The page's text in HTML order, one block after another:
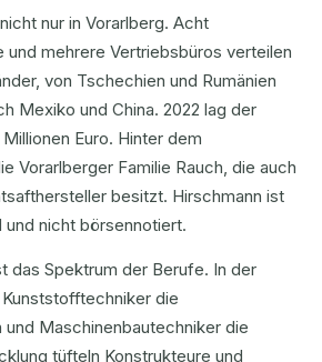
nur in Vorarlberg. Acht
und mehrere Vertriebsbüros verteilen
von Tschechien und Rumänien
Mexiko und China. 2022 lag der
Euro. Hinter dem
Vorarlberger Familie Rauch, die auch
besitzt. Hirschmann ist
und nicht börsennotiert.
das Spektrum der Berufe. In der
die
Maschinenbautechniker die
tüfteln Konstrukteure und